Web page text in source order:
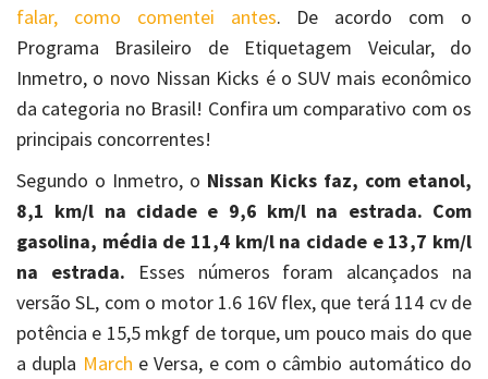
falar, como comentei antes. De acordo com o
Programa Brasileiro de Etiquetagem Veicular, do
Inmetro, o novo Nissan Kicks é o SUV mais econômico
da categoria no Brasil! Confira um comparativo com os
principais concorrentes!
Segundo o Inmetro, o Nissan Kicks faz, com etanol,
8,1 km/l na cidade e 9,6 km/l na estrada. Com
gasolina, média de 11,4 km/l na cidade e 13,7 km/l
na estrada.
Esses números foram alcançados na
versão SL, com o motor 1.6 16V flex, que terá 114 cv de
potência e 15,5 mkgf de torque, um pouco mais do que
a dupla March e Versa, e com o câmbio automático do